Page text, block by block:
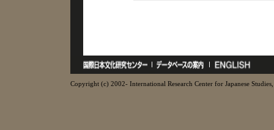
Copyright (c) 2002- International Research Center for Japanese